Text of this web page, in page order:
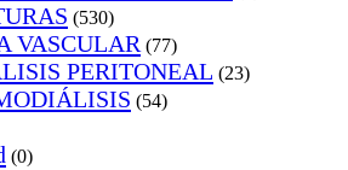
(530)
VASCULAR (77)
PERITONEAL (23)
(54)
(0)